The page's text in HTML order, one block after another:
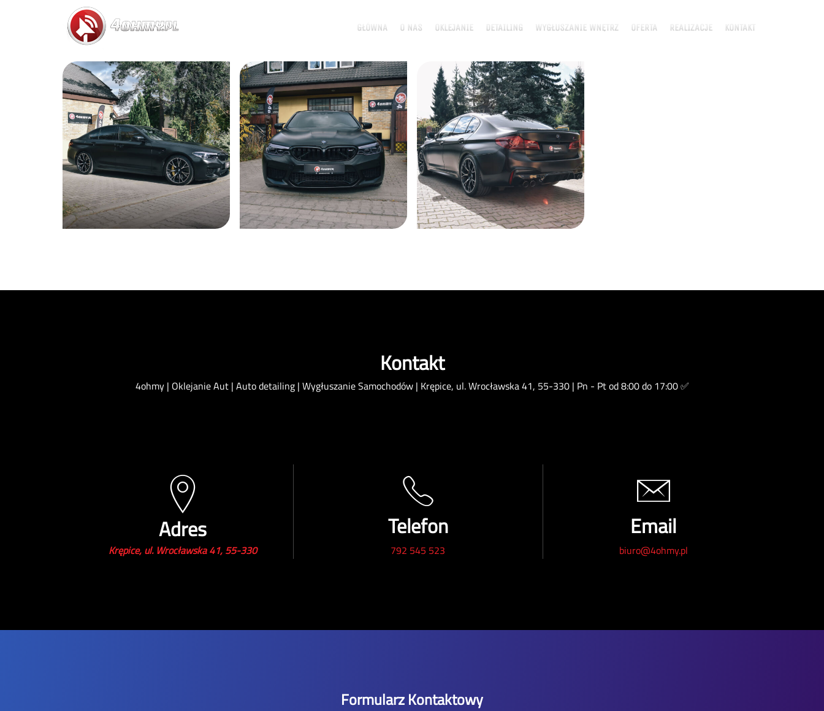
GŁÓWNA O NAS OKLEJANIE DETAILING WYGŁUSZANIE WNĘTRZ OFERTA REALIZACJE KONTAKT
Kontakt
4ohmy | Oklejanie Aut | Auto detailing | Wygłuszanie Samochodów | Krępice, ul. Wrocławska 41, 55-330 | Pn - Pt od 8:00 do 17:00 ✅
Adres
Krępice, ul. Wrocławska 41, 55-330
Telefon
792 545 523
Email
biuro@4ohmy.pl
Formularz Kontaktowy